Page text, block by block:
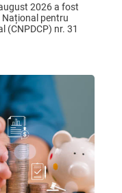
2026 a fost
pentru
(CNPDCP) nr. 31